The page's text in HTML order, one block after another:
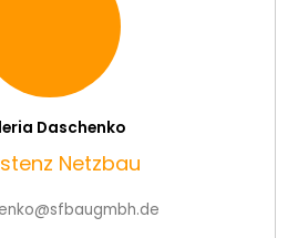
Daschenko
Netzbau